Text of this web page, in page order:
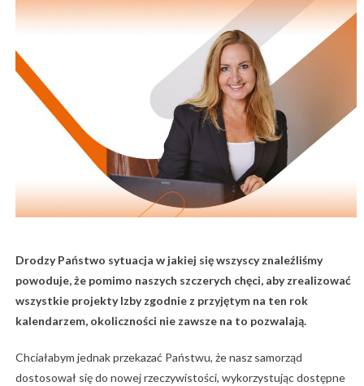
Drodzy Państwo sytuacja w jakiej się wszyscy znaleźliśmy
powoduje, że pomimo naszych szczerych chęci, aby zrealizować
wszystkie projekty Izby zgodnie z przyjętym na ten rok
kalendarzem, okoliczności nie zawsze na to pozwalają.
Chciałabym jednak przekazać Państwu, że nasz samorząd
dostosował się do nowej rzeczywistości, wykorzystując dostępne